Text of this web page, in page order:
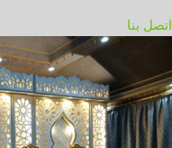
اتصل بنا